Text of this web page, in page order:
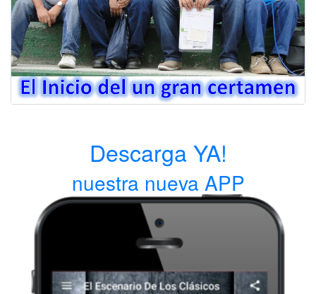
Descarga YA!
nuestra nueva APP